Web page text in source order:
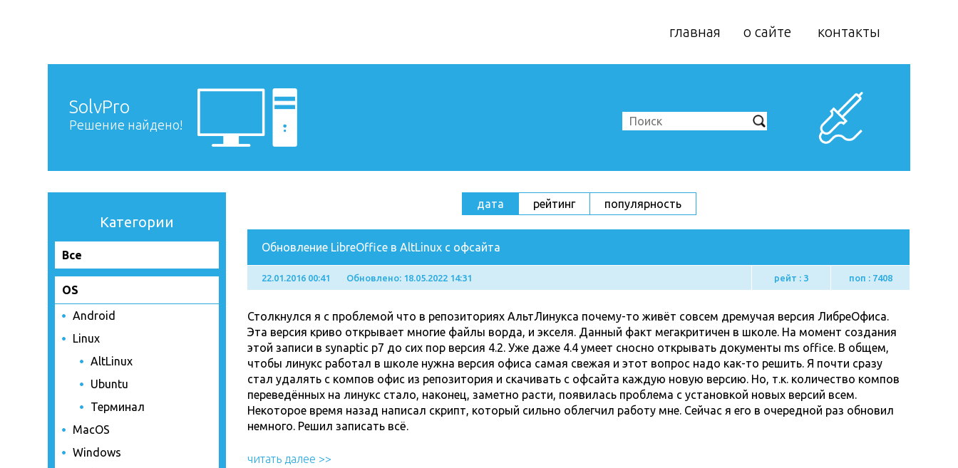
главная о сайте контакты
SolvPro
Решение найдено!
Категории
Все
OS
Android
Linux
AltLinux
Ubuntu
Терминал
MacOS
Windows
дата рейтинг популярность
Обновление LibreOffice в AltLinux с офсайта
22.01.2016 00:41 Обновлено: 18.05.2022 14:31 рейт : 3 поп : 7408
Столкнулся я с проблемой что в репозиториях АльтЛинукса почему-то живёт совсем дремучая версия ЛибреОфиса.
Эта версия криво открывает многие файлы ворда, и экселя. Данный факт мегакритичен в школе. На момент создания
этой записи в synaptic p7 до сих пор версия 4.2. Уже даже 4.4 умеет сносно открывать документы ms office. В общем,
чтобы линукс работал в школе нужна версия офиса самая свежая и этот вопрос надо как-то решить. Я почти сразу
стал удалять с компов офис из репозитория и скачивать с офсайта каждую новую версию. Но, т.к. количество компов
переведённых на линукс стало, наконец, заметно расти, появилась проблема с установкой новых версий всем.
Некоторое время назад написал скрипт, который сильно облегчил работу мне. Сейчас я его в очередной раз обновил
немного. Решил записать всё.
читать далее >>